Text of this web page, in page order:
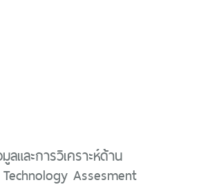
และการวิเคราะห์ด้าน
Assesment